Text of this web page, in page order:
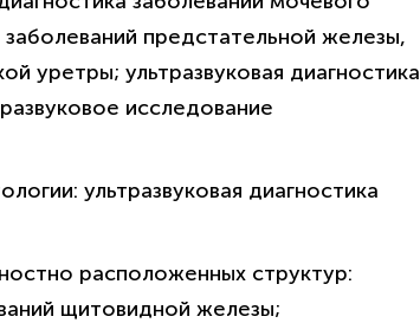
заболеваний предстательной железы,
уретры; ультразвуковая диагностика
исследование
ультразвуковая диагностика
расположенных структур:
щитовидной железы;